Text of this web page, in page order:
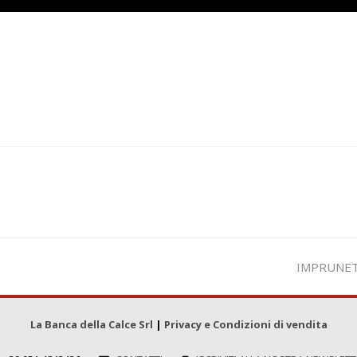
visualizza
La Banca della Calce Srl | Privacy e Condizioni di vendita